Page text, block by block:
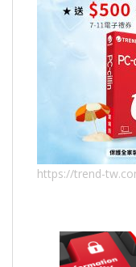
https://trend-